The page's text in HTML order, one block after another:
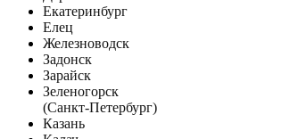
Екатеринбург
Елец
Железноводск
Задонск
Зарайск
Зеленогорск
(Санкт-Петербург)
Казань